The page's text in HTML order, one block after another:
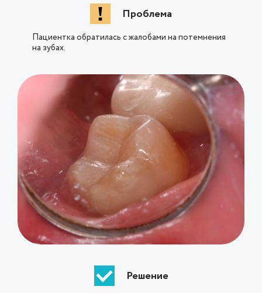
Проблема
Пациентка обратилась с жалобами на потемнения
на зубах.
Решение